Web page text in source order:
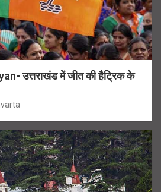
उत्तराखंड में जीत की हैट्रिक के